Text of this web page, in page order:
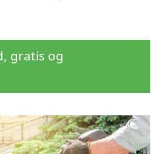
gratis og